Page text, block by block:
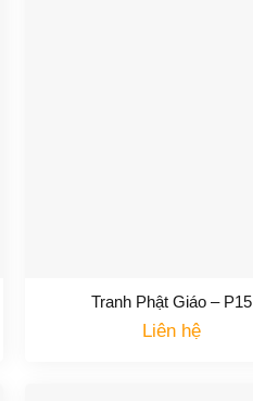
Tranh Phật Giáo – P15
Liên hệ